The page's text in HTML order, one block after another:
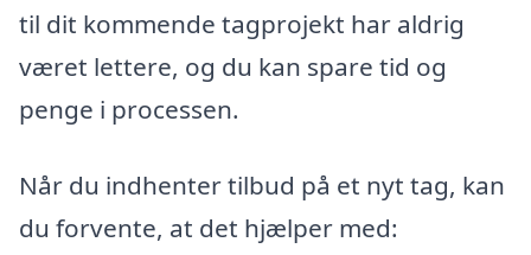
til dit kommende tagprojekt har aldrig
været lettere, og du kan spare tid og
penge i processen.
Når du indhenter tilbud på et nyt tag, kan
du forvente, at det hjælper med: